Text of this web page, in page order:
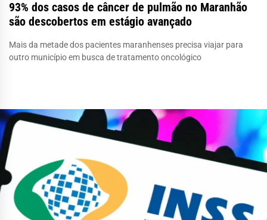
93% dos casos de câncer de pulmão no Maranhão
são descobertos em estágio avançado
Mais da metade dos pacientes maranhenses precisa viajar para
outro município em busca de tratamento oncológico